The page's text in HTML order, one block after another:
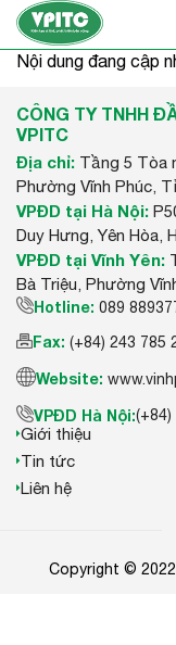
CHÍNH SÁCH TUYỂN
Nội dung đang cập
CÔNG TY TNHH
VPITC
Địa chỉ: Tầng 5 Tòa
Phường Vĩnh Phúc,
VPĐD tại Hà Nội:
Duy Hưng, Yên Hòa,
VPĐD tại Vĩnh Yên:
Bà Triệu, Phường
Hotline: 089
Fax: (+84) 243 785
Website:
VPĐD Hà Nội:(+84)
Giới thiệu
Tin tức
Liên hệ
Copyright ©